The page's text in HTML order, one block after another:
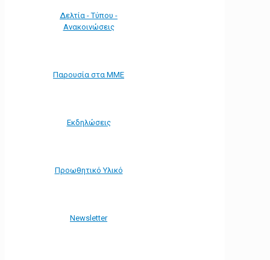
Δελτία - Τύπου -
Ανακοινώσεις
Παρουσία στα ΜΜΕ
Εκδηλώσεις
Προωθητικό Υλικό
Νewsletter